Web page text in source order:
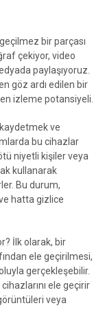
bir parçası
çekiyor, video
paylaşıyoruz.
göz ardı edilen bir
izleme potansiyeli.
kaydetmek ve
bu cihazlar
niyetli kişiler veya
kullanarak
Bu durum,
hatta gizlice
İlk olarak, bir
ele geçirilmesi,
gerçekleşebilir.
ele geçirir
veya